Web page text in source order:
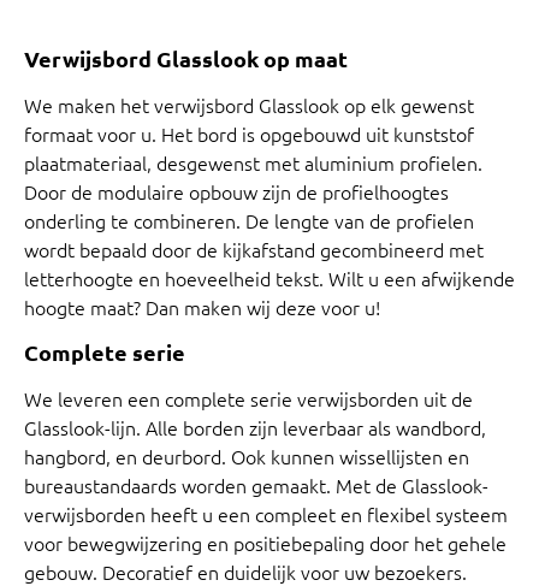
Verwijsbord Glasslook op maat
We maken het verwijsbord Glasslook op elk gewenst
formaat voor u. Het bord is opgebouwd uit kunststof
plaatmateriaal, desgewenst met aluminium profielen.
Door de modulaire opbouw zijn de profielhoogtes
onderling te combineren. De lengte van de profielen
wordt bepaald door de kijkafstand gecombineerd met
letterhoogte en hoeveelheid tekst. Wilt u een afwijkende
hoogte maat? Dan maken wij deze voor u!
Complete serie
We leveren een complete serie verwijsborden uit de
Glasslook-lijn. Alle borden zijn leverbaar als wandbord,
hangbord, en deurbord. Ook kunnen wissellijsten en
bureaustandaards worden gemaakt. Met de Glasslook-
verwijsborden heeft u een compleet en flexibel systeem
voor bewegwijzering en positiebepaling door het gehele
gebouw. Decoratief en duidelijk voor uw bezoekers.